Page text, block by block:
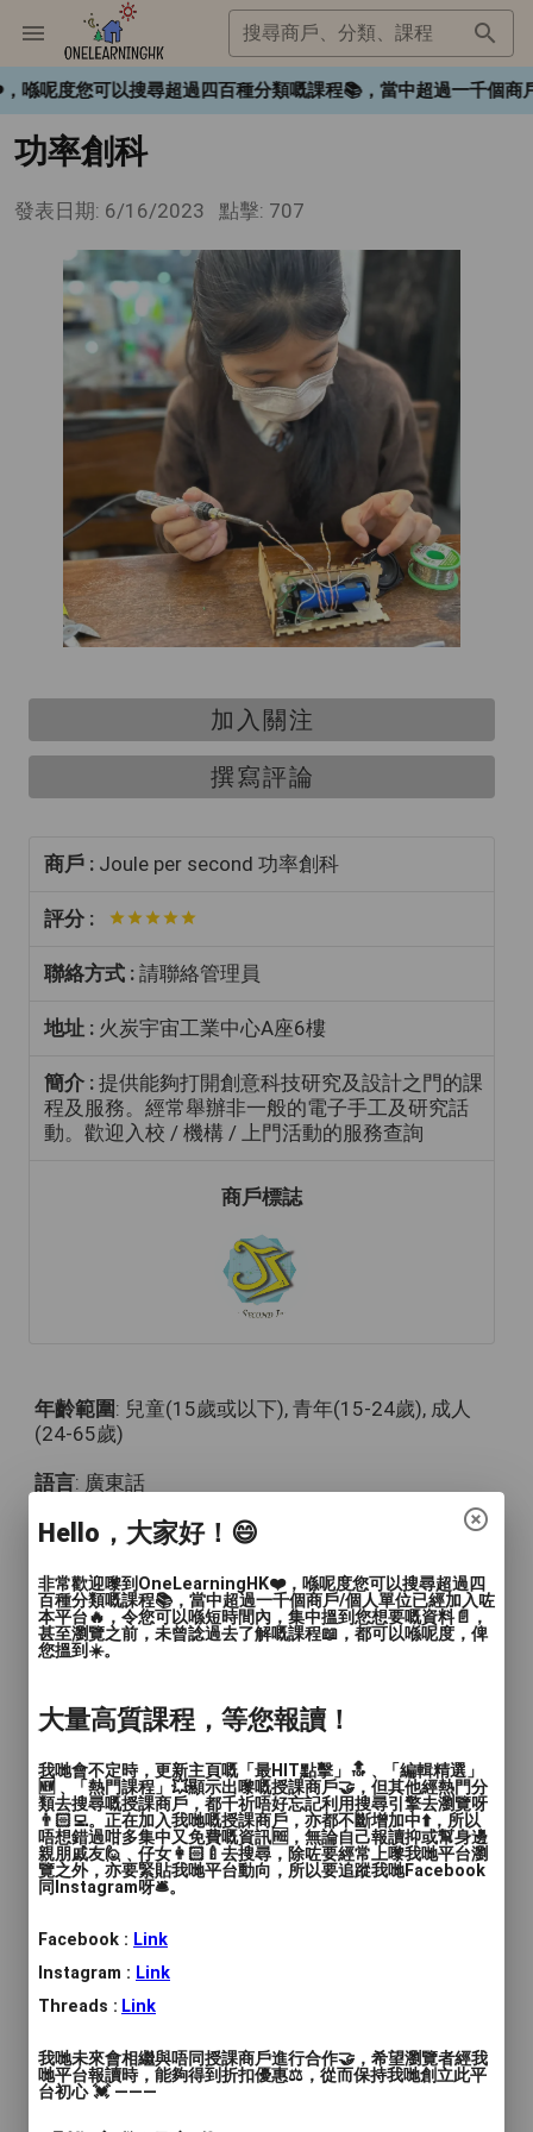
搜尋商戶、分類、課程
度您可以搜尋超過四百種分類嘅課程📚，當中超過一千個商戶
功率創科
發表日期: 6/16/2023 點擊: 707
加入關注
撰寫評論
商戶 : Joule per second 功率創科
評分 :
聯絡方式 : 請聯絡管理員
地址 : 火炭宇宙工業中心A座6樓
簡介 : 提供能夠打開創意科技研究及設計之門的課
程及服務。經常舉辦非一般的電子手工及研究話
動。歡迎入校 / 機構 / 上門活動的服務查詢
商戶標誌
年齡範圍: 兒童(15歲或以下), 青年(15-24歲), 成人
(24-65歲)
語言: 廣東話
人數 : 2至4人
教學模式: 面授
時間: 90分鐘
服務地區: 沙田區
<電子手工- 藍芽喇叭體驗班及合作發佈會>
唔識電子 / STEAM而又想用佢黎帶組?
參加以下既發佈會，佢一定幫到您!
費用全免，現場還有教授大家動手試作一個
藍芽喇叭，過程中完全不需要任何軟件/編
程，期望大家能夠親身體驗另一類別
STEAM的展示。
**成品可供大家帶回自己的機構服務單位/
中心/學校展示
Hello，大家好！😄
非常歡迎嚟到OneLearningHK❤️，喺呢度您可以搜尋超過四
百種分類嘅課程📚，當中超過一千個商戶/個人單位已經加入咗
本平台🔥，令您可以喺短時間內，集中搵到您想要嘅資料📄，
甚至瀏覽之前，未曾諗過去了解嘅課程📖，都可以喺呢度，俾
您搵到☀️。
大量高質課程，等您報讀！
我哋會不定時，更新主頁嘅「最HIT點擊」🔝﹑「編輯精選」
🆕﹑「熱門課程」💥顯示出嚟嘅授課商戶🤝，但其他經熱門分
類去搜尋嘅授課商戶，都千祈唔好忘記利用搜尋引擎去瀏覽呀
👨🏻‍💻。正在加入我哋嘅授課商戶，亦都不斷增加中⬆️，所以
唔想錯過咁多集中又免費嘅資訊🆓，無論自己報讀抑或幫身邊
親朋戚友🙋﹑仔女👩🏻‍🍼去搜尋，除咗要經常上嚟我哋平台瀏
覽之外，亦要緊貼我哋平台動向，所以要追蹤我哋Facebook
同Instagram呀🛎️。
Facebook : Link
Instagram : Link
Threads : Link
我哋未來會相繼與唔同授課商戶進行合作🤝，希望瀏覽者經我
哋平台報讀時，能夠得到折扣優惠⚖️，從而保持我哋創立此平
台初心 💓 ———